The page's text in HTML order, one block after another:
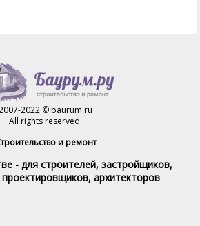
2022 © baurum.ru
All rights reserved.
и ремонт
- для строителей, застройщиков,
проектировщиков, архитекторов